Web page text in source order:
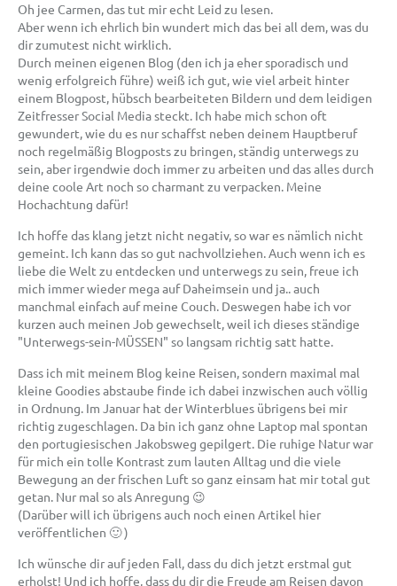
Oh jee Carmen, das tut mir echt Leid zu lesen.
Aber wenn ich ehrlich bin wundert mich das bei all dem, was du
dir zumutest nicht wirklich.
Durch meinen eigenen Blog (den ich ja eher sporadisch und
wenig erfolgreich führe) weiß ich gut, wie viel arbeit hinter
einem Blogpost, hübsch bearbeiteten Bildern und dem leidigen
Zeitfresser Social Media steckt. Ich habe mich schon oft
gewundert, wie du es nur schaffst neben deinem Hauptberuf
noch regelmäßig Blogposts zu bringen, ständig unterwegs zu
sein, aber irgendwie doch immer zu arbeiten und das alles durch
deine coole Art noch so charmant zu verpacken. Meine
Hochachtung dafür!
Ich hoffe das klang jetzt nicht negativ, so war es nämlich nicht
gemeint. Ich kann das so gut nachvollziehen. Auch wenn ich es
liebe die Welt zu entdecken und unterwegs zu sein, freue ich
mich immer wieder mega auf Daheimsein und ja.. auch
manchmal einfach auf meine Couch. Deswegen habe ich vor
kurzen auch meinen Job gewechselt, weil ich dieses ständige
"Unterwegs-sein-MÜSSEN" so langsam richtig satt hatte.
Dass ich mit meinem Blog keine Reisen, sondern maximal mal
kleine Goodies abstaube finde ich dabei inzwischen auch völlig
in Ordnung. Im Januar hat der Winterblues übrigens bei mir
richtig zugeschlagen. Da bin ich ganz ohne Laptop mal spontan
den portugiesischen Jakobsweg gepilgert. Die ruhige Natur war
für mich ein tolle Kontrast zum lauten Alltag und die viele
Bewegung an der frischen Luft so ganz einsam hat mir total gut
getan. Nur mal so als Anregung 😉
(Darüber will ich übrigens auch noch einen Artikel hier
veröffentlichen 🙂 )
Ich wünsche dir auf jeden Fall, dass du dich jetzt erstmal gut
erholst! Und ich hoffe, dass du dir die Freude am Reisen davon